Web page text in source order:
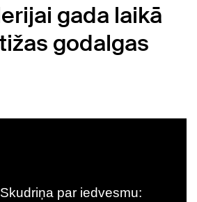
gada laikā
godalgas